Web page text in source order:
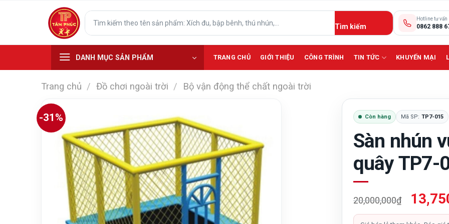
Tìm
kiếm:
Hotline tư vấn
0862 888
DANH MỤC SẢN PHẨM TRANG CHỦ GIỚI THIỆU CÔNG TRÌNH TIN TỨC KHUYẾN MẠI
Trang chủ / Đồ chơi ngoài trời / Bộ vận động thể chất ngoài trời
-31% Còn hàng Mã SP: TP7-015
Sàn nhún
quây TP7-
20,000,000₫
Giá
gốc